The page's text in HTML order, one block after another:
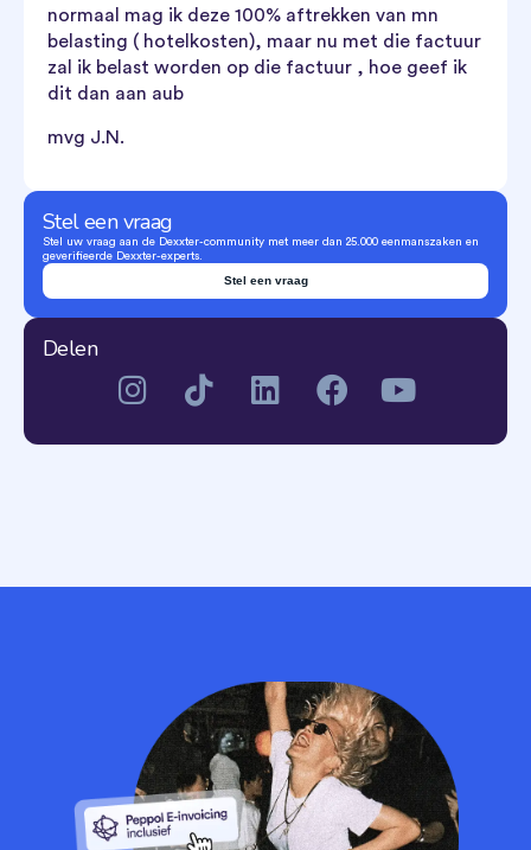
normaal mag ik deze 100% aftrekken van mn
belasting ( hotelkosten), maar nu met die factuur
zal ik belast worden op die factuur , hoe geef ik
dit dan aan aub
mvg J.N.
Stel een vraag
Stel uw vraag aan de Dexxter-community met meer dan 25.000 eenmanszaken en
geverifieerde Dexxter-experts.
Stel een vraag
Delen